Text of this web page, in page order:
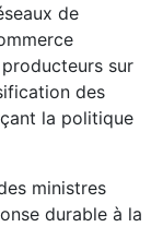
de
sur
des
la politique
ministres
durable à la